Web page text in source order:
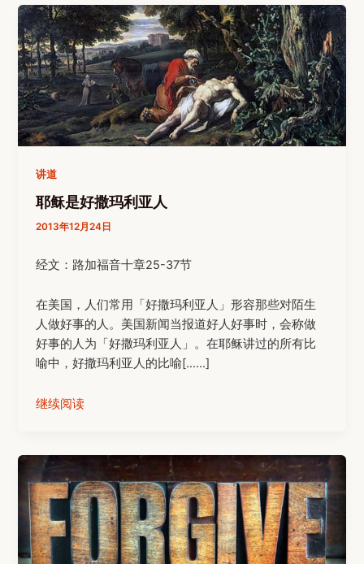
讲道
耶稣是好撒玛利亚人
2013年12月24日
经文：路加福音十章25-37节
在美国，人们常用「好撒玛利亚人」形容那些对陌生
人做好事的人。美国新闻当报道好人好事时，会称做
好事的人为「好撒玛利亚人」。在耶稣讲过的所有比
喻中，好撒玛利亚人的比喻[……]
继续阅读